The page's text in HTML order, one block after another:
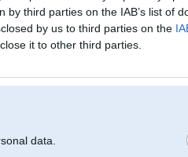
third parties on the IAB’s list of
by us to third parties on the
it to other third parties.
data.
Turbomen rakstīja:
howitzer rakstīja:
dzuris rakstīja:
20:37:40 howitzer rakstīja: